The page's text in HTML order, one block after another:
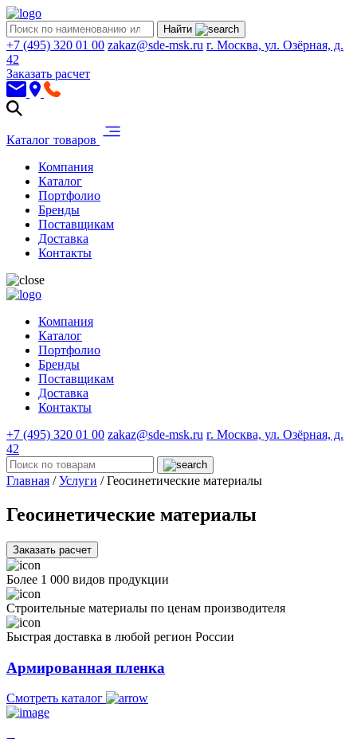
Найти
+7 (495) 320 01 00 zakaz@sde-msk.ru г. Москва, ул. Озёрная, д.
42
Заказать расчет
Каталог товаров
Компания
Каталог
Портфолио
Бренды
Поставщикам
Доставка
Контакты
Компания
Каталог
Портфолио
Бренды
Поставщикам
Доставка
Контакты
+7 (495) 320 01 00 zakaz@sde-msk.ru г. Москва, ул. Озёрная, д.
42
Главная / Услуги /Геосинетические материалы
Геосинетические материалы
Заказать расчет
Более 1 000 видов продукции
Строительные материалы по ценам производителя
Быстрая доставка в любой регион России
Армированная пленка
Смотреть каталог